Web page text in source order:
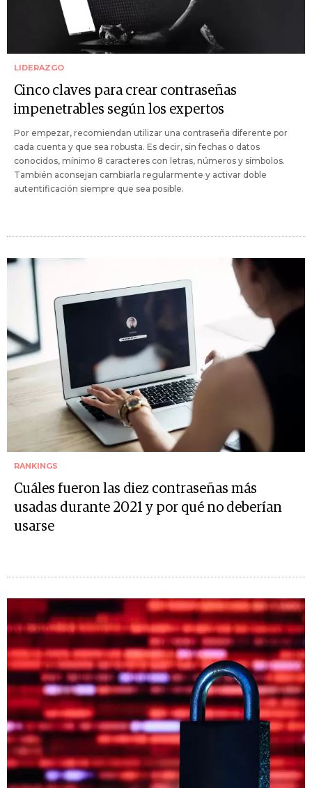
LIDERAZGO
Cinco claves para crear contraseñas
impenetrables según los expertos
Por empezar, recomiendan utilizar una contraseña diferente por
cada cuenta y que sea robusta. Es decir, sin fechas o datos
conocidos, mínimo 8 caracteres con letras, números y símbolos.
También aconsejan cambiarla regularmente y activar doble
autentificación siempre que sea posible.
RANKINGS
Cuáles fueron las diez contraseñas más
usadas durante 2021 y por qué no deberían
usarse